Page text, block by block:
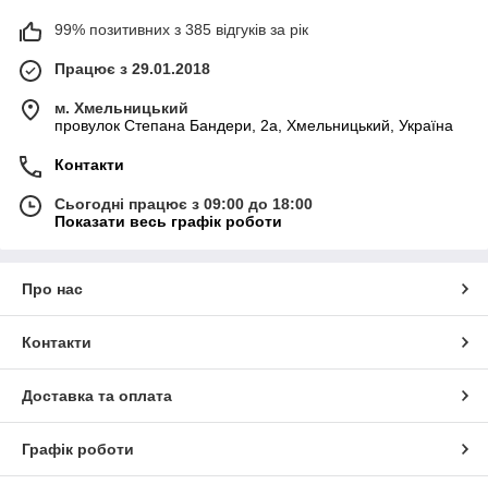
99% позитивних з 385 відгуків за рік
Працює з 29.01.2018
м. Хмельницький
провулок Степана Бандери, 2a, Хмельницький, Україна
Контакти
Сьогодні працює з 09:00 до 18:00
Показати весь графік роботи
Про нас
Контакти
Доставка та оплата
Графік роботи